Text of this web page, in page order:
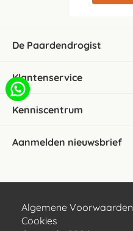
De Paardendrogist
Klantenservice
Kenniscentrum
Aanmelden nieuwsbrief
Algemene Voorwaarden
Cookies